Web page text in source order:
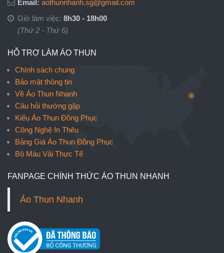
Email: aothunnhanh.sg@gmail.com
Giờ làm việc: 8h30 - 18h00
(Thứ 2 - Thứ 6)
HỖ TRỢ LÀM ÁO THUN
Chính sách chung
Bảo mật thông tin
Về Áo Thun Nhanh
Câu hỏi thường gặp
Kiểu Áo Thun Đồng Phục
Công Nghệ In Thêu
Bảng Giá Áo Thun Đồng Phục
Bộ Màu Vải Thực Tế
FANPAGE CHÍNH THỨC ÁO THUN NHANH
Áo Thun Nhanh